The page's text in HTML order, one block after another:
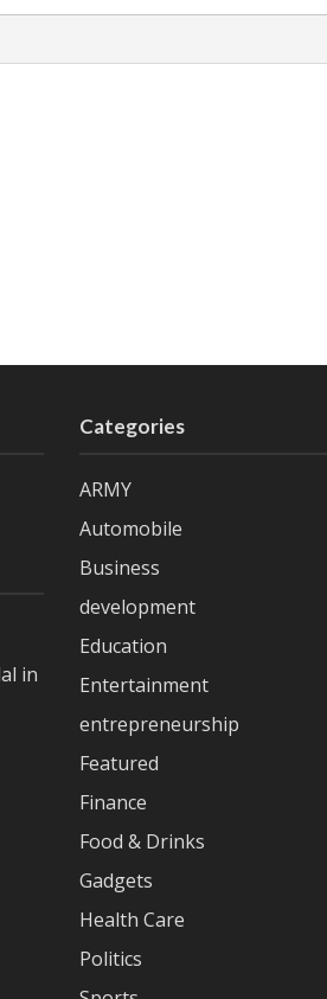
in
Categories
ARMY
Automobile
Business
development
Education
Entertainment
entrepreneurship
Featured
Finance
Food & Drinks
Gadgets
Health Care
Politics